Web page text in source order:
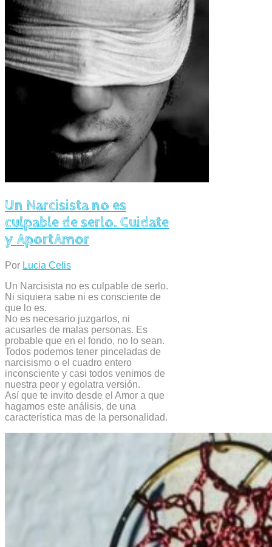
Un Narcisista no es
culpable de serlo. Cuidate
y AportAmor
Por Lucia Celis
Un Narcisista no es culpable de serlo.
Ni siquiera sabe ni es consciente de
que lo es.
No es necesario juzgarlos, ni
acusarles de malas personas. Es
probable que en el fondo, no lo sean.
Todos podemos tener pinceladas de
narcisismo o el cuadro entero
inconsciente y casi todos venimos de
nuestra peor y egolatra versión.
Así que te invito desde el Amor a que
hagamos este análisis, de una
característica mas de la personalidad.